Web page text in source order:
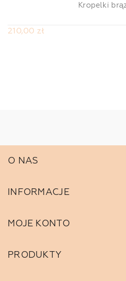
Kropelki
210,00 zł
O NAS
INFORMACJE
MOJE KONTO
PRODUKTY